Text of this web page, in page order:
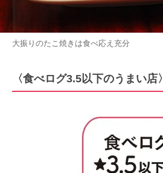
大振りのたこ焼きは食べ応え充分
〈食べログ3.5以下のうまい店〉